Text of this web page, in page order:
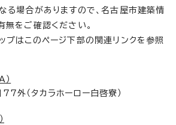
る場合がありますので、名古屋市建築情
無をご確認ください。
プはこのページ下部の関連リンクを参照
外（タカラホーロー白啓寮）